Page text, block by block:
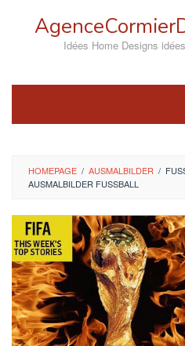
Idées Home Designs
HOMEPAGE / AUSMALBILDER /
AUSMALBILDER FUSSBALL